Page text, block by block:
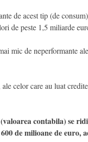
de acest tip (de
de peste 1,5 miliarde
mic de neperformante
celor care au luat
contabila) se
de milioane de